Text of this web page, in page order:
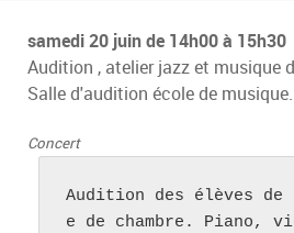
samedi 20 juin de 14h00 à 15h30
Audition , atelier jazz et musique
Salle d'audition école de musique.
Concert
Audition des élèves de
e de chambre. Piano,